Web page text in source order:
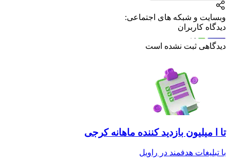
وبسایت و شبکه های اجتماعی:
دیدگاه کاربران
دیدگاهی ثبت نشده است
تا ا میلیون بازدید کننده ماهانه کرجی
با تبلیغات هدفمند در راویل